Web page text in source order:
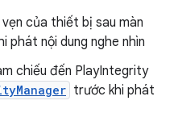
của thiết bị sau màn
phát nội dung nghe nhìn
chiếu đến PlayIntegrity
trước khi phát